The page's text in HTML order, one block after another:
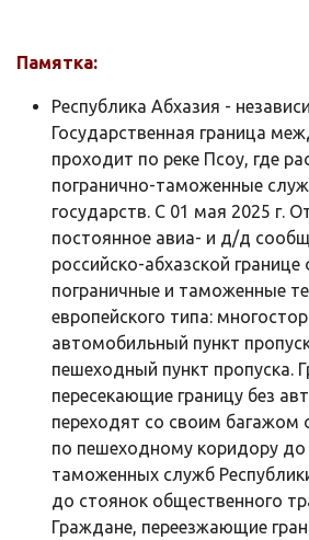
Памятка:
Республика Абхазия -
Государственная граница
проходит по реке Псоу, где
погранично-таможенные
государств. C 01 мая 2025 г.
постоянное авиа- и д/д
российско-абхазской
пограничные и таможенные
европейского типа:
автомобильный пункт
пешеходный пункт пропуска.
пересекающие границу без
переходят со своим багажом
по пешеходному коридору до
таможенных служб
до стоянок общественного
Граждане, переезжающие